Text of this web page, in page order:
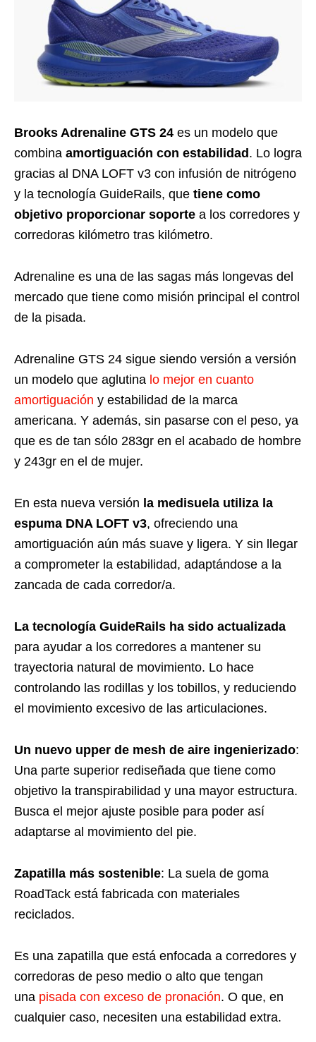
Brooks Adrenaline GTS 24 es un modelo que
combina amortiguación con estabilidad . Lo logra
gracias al DNA LOFT v3 con infusión de nitrógeno
y la tecnología GuideRails, que tiene como
objetivo proporcionar soporte a los corredores y
corredoras kilómetro tras kilómetro.
Adrenaline es una de las sagas más longevas del
mercado que tiene como misión principal el control
de la pisada.
Adrenaline GTS 24 sigue siendo versión a versión
un modelo que aglutina lo mejor en cuanto
amortiguación y estabilidad de la marca
americana. Y además, sin pasarse con el peso, ya
que es de tan sólo 283gr en el acabado de hombre
y 243gr en el de mujer.
En esta nueva versión la medisuela utiliza la
espuma DNA LOFT v3, ofreciendo una
amortiguación aún más suave y ligera. Y sin llegar
a comprometer la estabilidad, adaptándose a la
zancada de cada corredor/a.
La tecnología GuideRails ha sido actualizada
para ayudar a los corredores a mantener su
trayectoria natural de movimiento. Lo hace
controlando las rodillas y los tobillos, y reduciendo
el movimiento excesivo de las articulaciones.
Un nuevo upper de mesh de aire ingenierizado:
Una parte superior rediseñada que tiene como
objetivo la transpirabilidad y una mayor estructura.
Busca el mejor ajuste posible para poder así
adaptarse al movimiento del pie.
Zapatilla más sostenible: La suela de goma
RoadTack está fabricada con materiales
reciclados.
Es una zapatilla que está enfocada a corredores y
corredoras de peso medio o alto que tengan
una pisada con exceso de pronación. O que, en
cualquier caso, necesiten una estabilidad extra.